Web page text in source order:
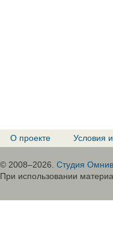
О проекте Условия
© 2008–2026. Студия
При использовании